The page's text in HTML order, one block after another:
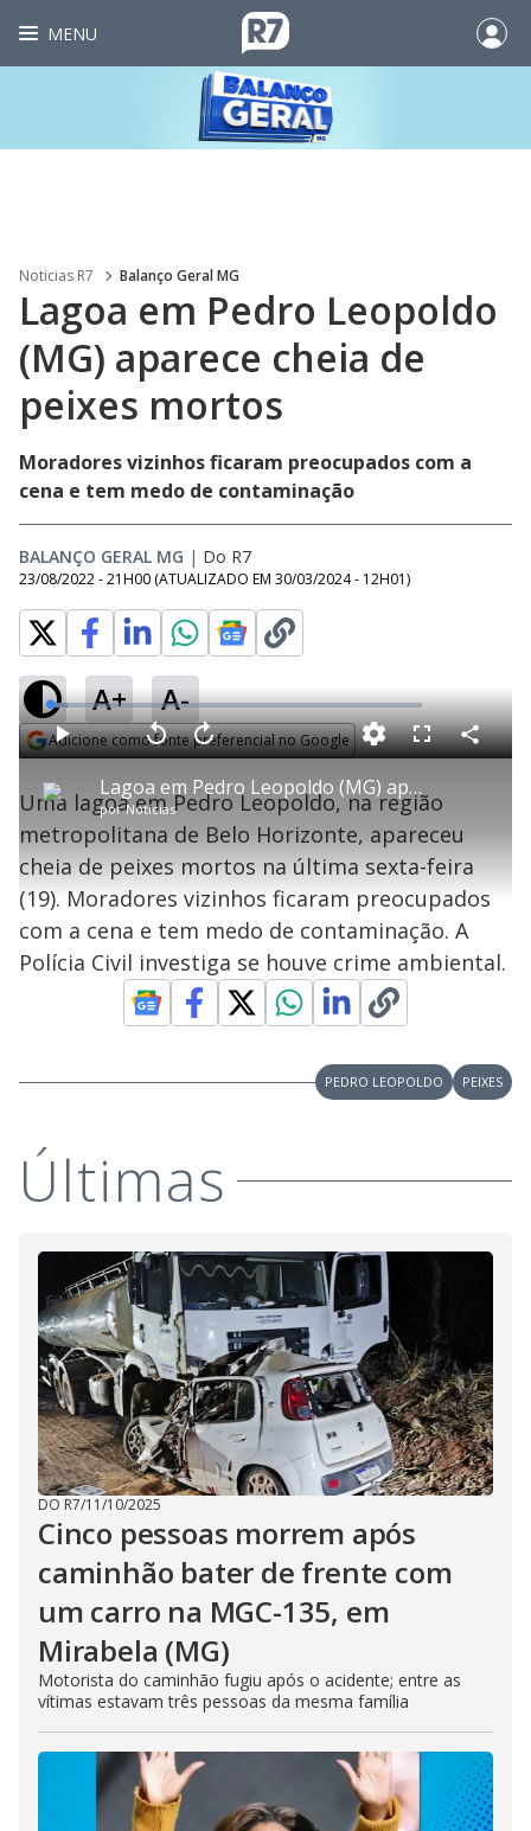
MENU
Noticias R7 Balanço Geral MG
Lagoa em Pedro Leopoldo
(MG) aparece cheia de
peixes mortos
Moradores vizinhos ficaram preocupados com a
cena e tem medo de contaminação
BALANÇO GERAL MG | Do R7
23/08/2022 - 21H00 (ATUALIZADO EM 30/03/2024 - 12H01)
A+ A-
Adicione como fonte preferencial no Google
P
l
a
y
V
e
o
Lagoa em Pedro Leopoldo (MG) aparece cheia de peixes mortos
porNotícias
P V
t
a
r
0
e
g
n
d
o
s
A
a
n
ç
a
1
s
e
u
n
L
o
a
d
e
4
.
7
4
%
F
s
c
e
n
C
o
a
Uma lagoa em Pedro Leopoldo, na região
metropolitana de Belo Horizonte, apareceu
cheia de peixes mortos na última sexta-feira
(19). Moradores vizinhos ficaram preocupados
com a cena e tem medo de contaminação. A
Polícia Civil investiga se houve crime ambiental.
PEDRO LEOPOLDO PEIXES
Últimas
DO R7/11/10/2025
Cinco pessoas morrem após
caminhão bater de frente com
um carro na MGC-135, em
Mirabela (MG)
Motorista do caminhão fugiu após o acidente; entre as
vítimas estavam três pessoas da mesma família